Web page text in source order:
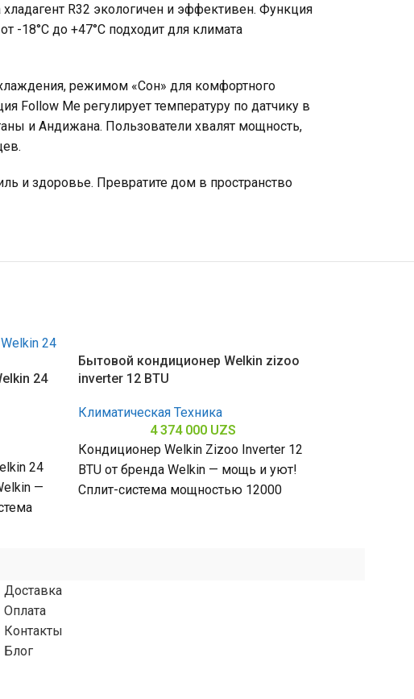
R32 экологичен и эффективен. Функция
-18°C до +47°C подходит для климата
режимом «Сон» для комфортного
Follow Me регулирует температуру по датчику в
и Андижана. Пользователи хвалят мощность,
и здоровье. Превратите дом в пространство
24
24
—
Бытовой кондиционер Welkin zizoo
inverter 12 BTU
Климатическая Техника
4 374 000 UZS
Кондиционер Welkin Zizoo Inverter 12
BTU от бренда Welkin — мощь и уют!
Сплит-система мощностью 12000
Доставка
Оплата
Контакты
Блог